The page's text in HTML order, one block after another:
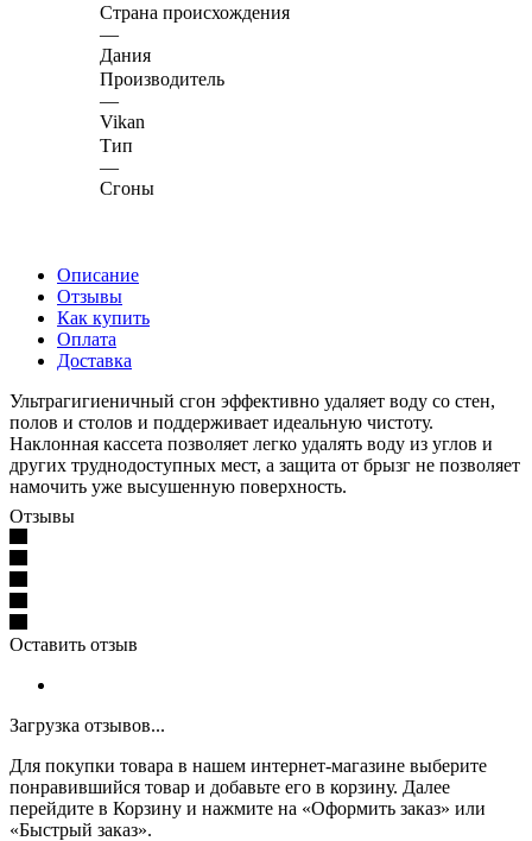
Страна происхождения
—
Дания
Производитель
—
Vikan
Тип
—
Сгоны
Описание
Отзывы
Как купить
Оплата
Доставка
Ультрагигиеничный сгон эффективно удаляет воду со стен,
полов и столов и поддерживает идеальную чистоту.
Наклонная кассета позволяет легко удалять воду из углов и
других труднодоступных мест, а защита от брызг не позволяет
намочить уже высушенную поверхность.
Отзывы
Оставить отзыв
Загрузка отзывов...
Для покупки товара в нашем интернет-магазине выберите
понравившийся товар и добавьте его в корзину. Далее
перейдите в Корзину и нажмите на «Оформить заказ» или
«Быстрый заказ».